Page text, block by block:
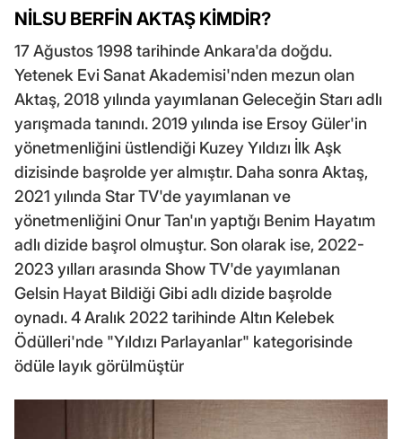
NİLSU BERFİN AKTAŞ KİMDİR?
17 Ağustos 1998 tarihinde Ankara'da doğdu.
Yetenek Evi Sanat Akademisi'nden mezun olan
Aktaş, 2018 yılında yayımlanan Geleceğin Starı adlı
yarışmada tanındı. 2019 yılında ise Ersoy Güler'in
yönetmenliğini üstlendiği Kuzey Yıldızı İlk Aşk
dizisinde başrolde yer almıştır. Daha sonra Aktaş,
2021 yılında Star TV'de yayımlanan ve
yönetmenliğini Onur Tan'ın yaptığı Benim Hayatım
adlı dizide başrol olmuştur. Son olarak ise, 2022-
2023 yılları arasında Show TV'de yayımlanan
Gelsin Hayat Bildiği Gibi adlı dizide başrolde
oynadı. 4 Aralık 2022 tarihinde Altın Kelebek
Ödülleri'nde "Yıldızı Parlayanlar" kategorisinde
ödüle layık görülmüştür